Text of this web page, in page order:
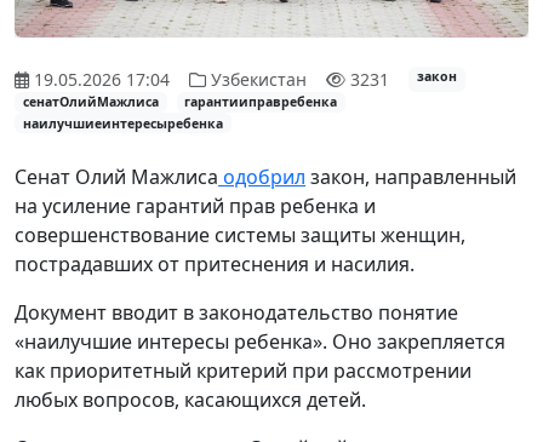
19.05.2026 17:04 Узбекистан 3231
закон
сенатОлийМажлиса
гарантииправребенка
наилучшиеинтересыребенка
Сенат Олий Мажлиса одобрил закон, направленный
на усиление гарантий прав ребенка и
совершенствование системы защиты женщин,
пострадавших от притеснения и насилия.
Документ вводит в законодательство понятие
«наилучшие интересы ребенка». Оно закрепляется
как приоритетный критерий при рассмотрении
любых вопросов, касающихся детей.